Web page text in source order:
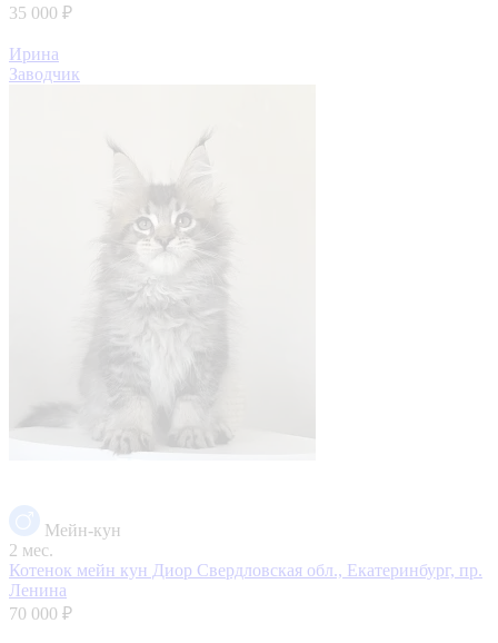
35 000 ₽
Ирина
Заводчик
Мейн-кун
2 мес.
Котенок мейн кун Диор Свердловская обл., Екатеринбург, пр.
Ленина
70 000 ₽